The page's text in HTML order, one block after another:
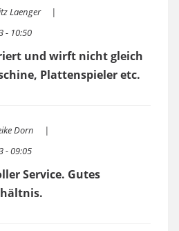
- 10:50
Laenger
und wirft nicht gleich
Plattenspieler etc.
- 09:05
Dorn
Service. Gutes